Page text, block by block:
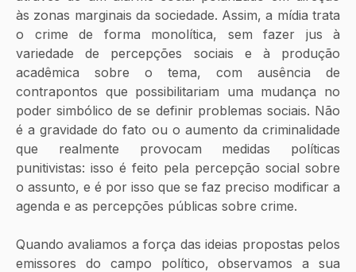
às zonas marginais da sociedade. Assim, a mídia trata
o crime de forma monolítica, sem fazer jus à
variedade de percepções sociais e à produção
acadêmica sobre o tema, com ausência de
contrapontos que possibilitariam uma mudança no
poder simbólico de se definir problemas sociais. Não
é a gravidade do fato ou o aumento da criminalidade
que realmente provocam medidas políticas
punitivistas: isso é feito pela percepção social sobre
o assunto, e é por isso que se faz preciso modificar a
agenda e as percepções públicas sobre crime.
Quando avaliamos a força das ideias propostas pelos
emissores do campo político, observamos a sua